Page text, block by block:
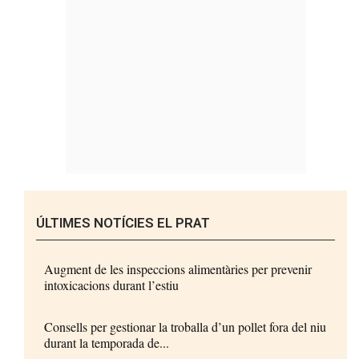
ÚLTIMES NOTÍCIES EL PRAT
Augment de les inspeccions alimentàries per prevenir
intoxicacions durant l’estiu
Consells per gestionar la troballa d’un pollet fora del niu
durant la temporada de...